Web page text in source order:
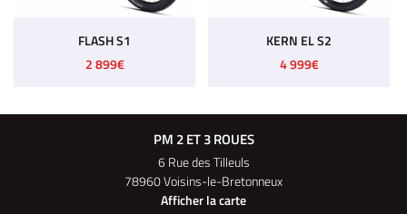
FLASH S1
2 899€
KERN EL S2
4 999€
PM 2 ET 3 ROUES
6 Rue des Tilleuls
78960 Voisins-le-Bretonneux
Afficher la carte